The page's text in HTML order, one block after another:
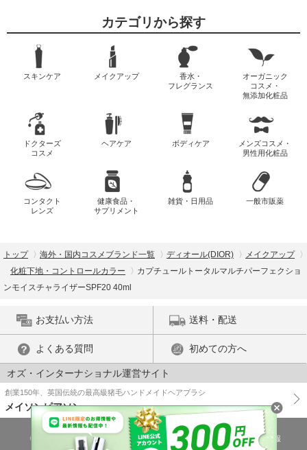
カテゴリから探す
スキンケア メイクアップ
香水・
フレグランス
オーガニック
コスメ・
無添加化粧品
ドクターズ
コスメ
ヘアケア ボディケア
メンズコスメ・
男性用化粧品
コンタクト
レンズ
健康食品・
サプリメント
雑貨・日用品 一般市販薬
トップ 海外・国内コスメブランド一覧 ディオール(DIOR)
メイクアップ
化粧下地・コントロールカラー
カプチュールトータルマルチパーフェクショ
ンモイスチャライザーSPF20 40ml
お支払い方法 送料・配送
よくある質問 初めての方へ
オズ・インターナショナル運営サイト
創業150年、英国伝統の最高級猪毛ハンドメイドヘアブラシ
メイソンピアソン
特商法に基づく表示 プライバシーポリシー
医薬品販売許可証の情報